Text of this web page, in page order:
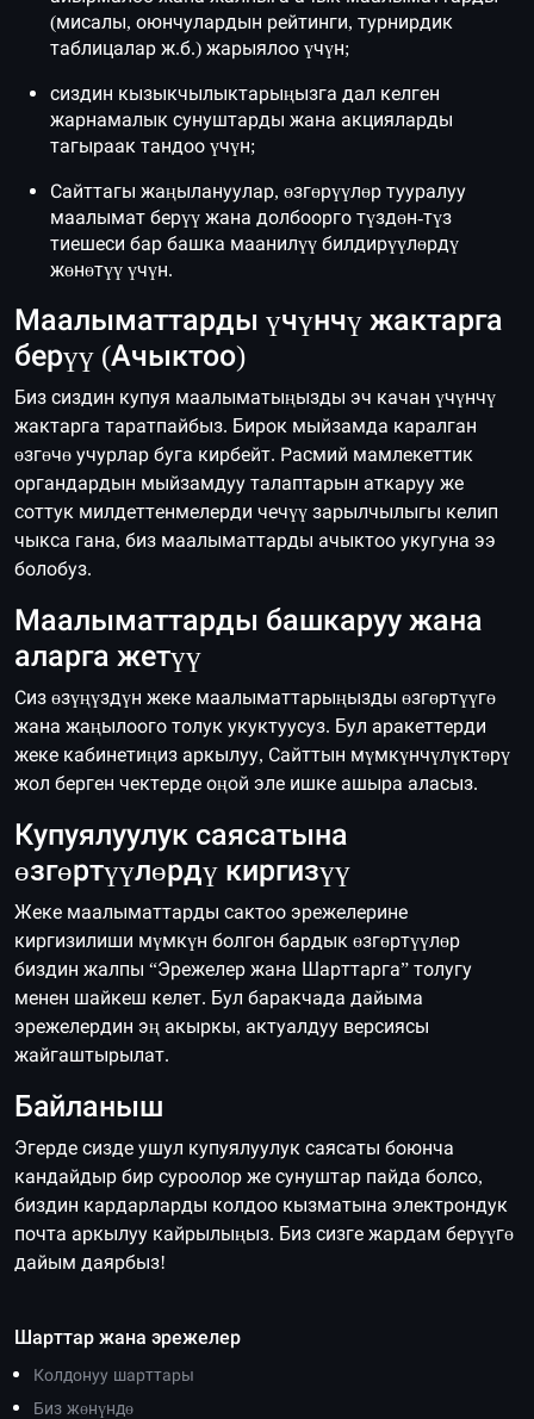
(мисалы, оюнчулардын рейтинги, турнирдик
таблицалар ж.б.) жарыялоо үчүн;
сиздин кызыкчылыктарыңызга дал келген
жарнамалык сунуштарды жана акцияларды
тагыраак тандоо үчүн;
Сайттагы жаңылануулар, өзгөрүүлөр тууралуу
маалымат берүү жана долбоорго түздөн-түз
тиешеси бар башка маанилүү билдирүүлөрдү
жөнөтүү үчүн.
Маалыматтарды үчүнчү жактарга
берүү (Ачыктоо)
Биз сиздин купуя маалыматыңызды эч качан үчүнчү
жактарга таратпайбыз. Бирок мыйзамда каралган
өзгөчө учурлар буга кирбейт. Расмий мамлекеттик
органдардын мыйзамдуу талаптарын аткаруу же
соттук милдеттенмелерди чечүү зарылчылыгы келип
чыкса гана, биз маалыматтарды ачыктоо укугуна ээ
болобуз.
Маалыматтарды башкаруу жана
аларга жетүү
Сиз өзүңүздүн жеке маалыматтарыңызды өзгөртүүгө
жана жаңылоого толук укуктуусуз. Бул аракеттерди
жеке кабинетиңиз аркылуу, Сайттын мүмкүнчүлүктөрү
жол берген чектерде оңой эле ишке ашыра аласыз.
Купуялуулук саясатына
өзгөртүүлөрдү киргизүү
Жеке маалыматтарды сактоо эрежелерине
киргизилиши мүмкүн болгон бардык өзгөртүүлөр
биздин жалпы “Эрежелер жана Шарттарга” толугу
менен шайкеш келет. Бул баракчада дайыма
эрежелердин эң акыркы, актуалдуу версиясы
жайгаштырылат.
Байланыш
Эгерде сизде ушул купуялуулук саясаты боюнча
кандайдыр бир суроолор же сунуштар пайда болсо,
биздин кардарларды колдоо кызматына электрондук
почта аркылуу кайрылыңыз. Биз сизге жардам берүүгө
дайым даярбыз!
Шарттар жана эрежелер
Колдонуу шарттары
Биз жөнүндө